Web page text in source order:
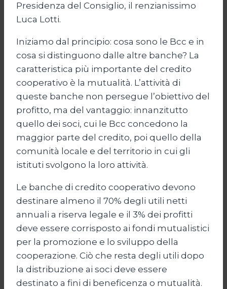
Presidenza del Consiglio, il renzianissimo
Luca Lotti.
Iniziamo dal principio: cosa sono le Bcc e in
cosa si distinguono dalle altre banche? La
caratteristica più importante del credito
cooperativo è la mutualità. L’attività di
queste banche non persegue l’obiettivo del
profitto, ma del vantaggio: innanzitutto
quello dei soci, cui le Bcc concedono la
maggior parte del credito, poi quello della
comunità locale e del territorio in cui gli
istituti svolgono la loro attività.
Le banche di credito cooperativo devono
destinare almeno il 70% degli utili netti
annuali a riserva legale e il 3% dei profitti
deve essere corrisposto ai fondi mutualistici
per la promozione e lo sviluppo della
cooperazione. Ciò che resta degli utili dopo
la distribuzione ai soci deve essere
destinato a fini di beneficenza o mutualità.